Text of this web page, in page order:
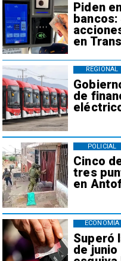
Piden
en
de
REGIONAL
Cinco
tres
en
POLICIAL
Superó
de junio
ECONOMÍA